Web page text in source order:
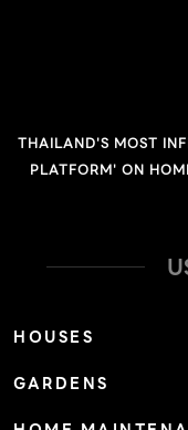
THAILAND'S MOST
PLATFORM' ON
HOUSES
GARDENS